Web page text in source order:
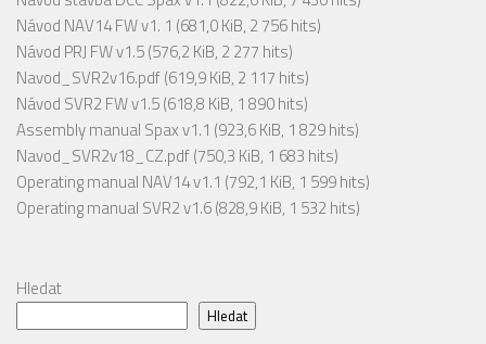
Návod NAV14 FW v1. 1 (681,0 KiB, 2 756 hits)
Návod PRJ FW v1.5(576,2 KiB, 2 277 hits)
Navod_SVR2v16.pdf(619,9 KiB, 2 117 hits)
Návod SVR2 FW v1.5(618,8 KiB, 1 890 hits)
Assembly manual Spax v1.1 (923,6 KiB, 1 829 hits)
Navod_SVR2v18_CZ.pdf(750,3 KiB, 1 683 hits)
Operating manual NAV14 v1.1 (792,1 KiB, 1 599 hits)
Operating manual SVR2 v1.6(828,9 KiB, 1 532 hits)
Hledat
Hledat